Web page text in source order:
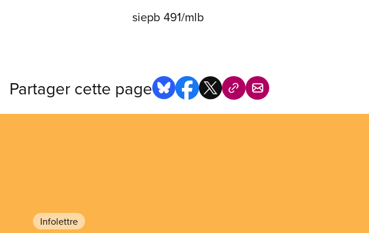
siepb 491/mlb
Partager cette page
Infolettre